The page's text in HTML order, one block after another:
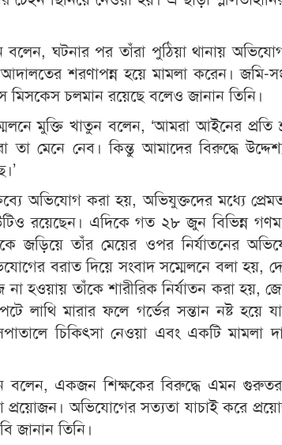
বলেন, ঘটনার পর তাঁরা পুঠিয়া থানায়
শরণাপন্ন হয়ে মামলা করেন। জমি-
মিসকেস চলমান রয়েছে বলেও জানান তিনি।
মুক্তি খাতুন বলেন, ‘আমরা আইনের প্রতি
মেনে নেব। কিন্তু আমাদের বিরুদ্ধে
অভিযোগ করা হয়, অভিযুক্তদের মধ্যে
রয়েছেন। এদিকে গত ২৮ জুন বিভিন্ন
জড়িয়ে তাঁর মেয়ের ওপর নির্যাতনের
বরাত দিয়ে সংবাদ সম্মেলনে বলা হয়,
হওয়ায় তাঁকে শারীরিক নির্যাতন করা হয়,
লাথি মারার ফলে গর্ভের সন্তান নষ্ট হয়ে
চিকিৎসা নেওয়া এবং একটি মামলা
বলেন, একজন শিক্ষকের বিরুদ্ধে এমন
প্রয়োজন। অভিযোগের সত্যতা যাচাই করে
জানান তিনি।